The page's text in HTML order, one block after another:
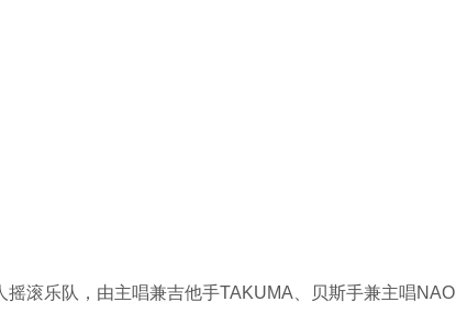
摇滚乐队，由主唱兼吉他手TAKUMA 、贝斯手兼主唱